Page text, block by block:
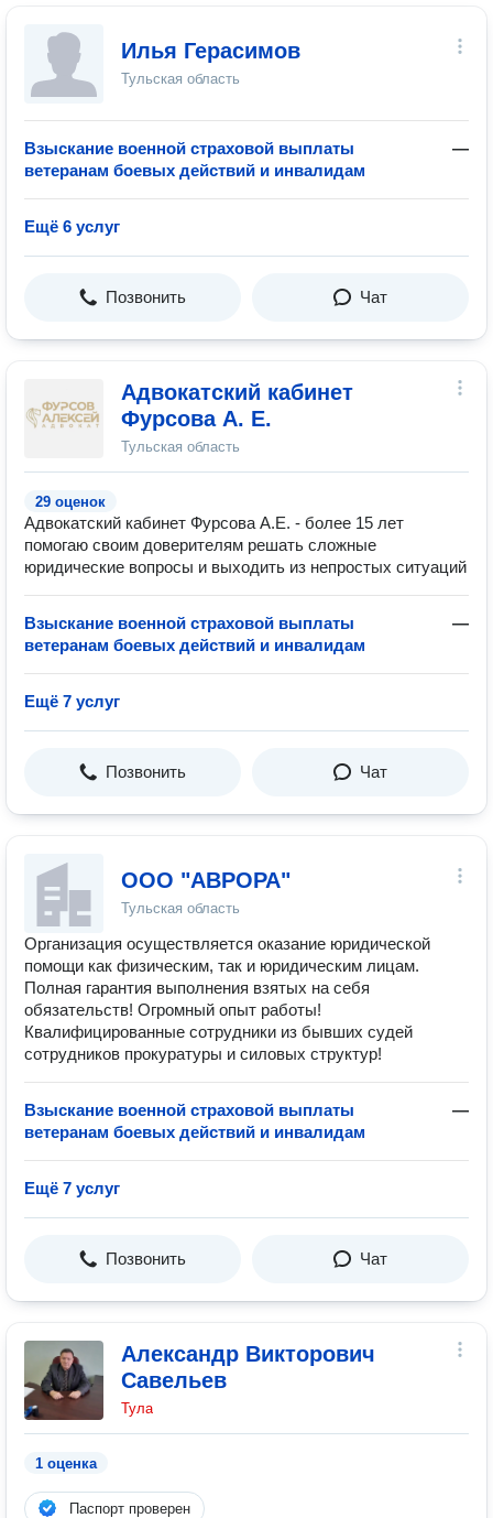
Илья Герасимов
Тульская область
Взыскание военной страховой выплаты
ветеранам боевых действий и инвалидам
—
Ещё 6 услуг
Позвонить Чат
Адвокатский кабинет
Фурсова А. Е.
Тульская область
29 оценок
Адвокатский кабинет Фурсова А.Е. - более 15 лет
помогаю своим доверителям решать сложные
юридические вопросы и выходить из непростых ситуаций
Взыскание военной страховой выплаты
ветеранам боевых действий и инвалидам
—
Ещё 7 услуг
Позвонить Чат
ООО "АВРОРА"
Тульская область
Организация осуществляется оказание юридической
помощи как физическим, так и юридическим лицам.
Полная гарантия выполнения взятых на себя
обязательств! Огромный опыт работы!
Квалифицированные сотрудники из бывших судей
сотрудников прокуратуры и силовых структур!
Взыскание военной страховой выплаты
ветеранам боевых действий и инвалидам
—
Ещё 7 услуг
Позвонить Чат
Александр Викторович
Савельев
Тула
1 оценка
Паспорт проверен